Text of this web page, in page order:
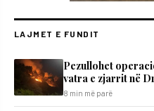
LAJMET E FUNDIT
Pezullohet
vatra e zjarrit në
8 min më parë